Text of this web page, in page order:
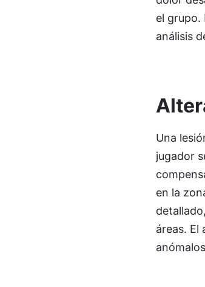
el grupo.
análisis
Una
jugador
en la
áreas. El